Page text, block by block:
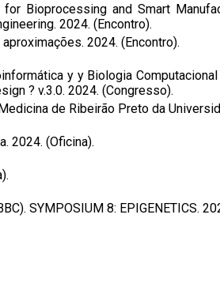
Bioprocessing and Smart
2024. (Encontro).
2024. (Encontro).
y y Biologia
? v.3.0. 2024. (Congresso).
de Ribeirão Preto da
2024. (Oficina).
SYMPOSIUM 8: EPIGENETICS.